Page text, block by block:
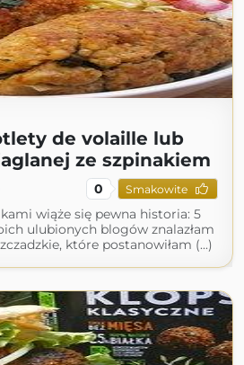
de volaille lub
ze szpinakiem
0 Smakowite
wiąże się pewna historia: 5
ulubionych blogów znalazłam
które postanowiłam (...)